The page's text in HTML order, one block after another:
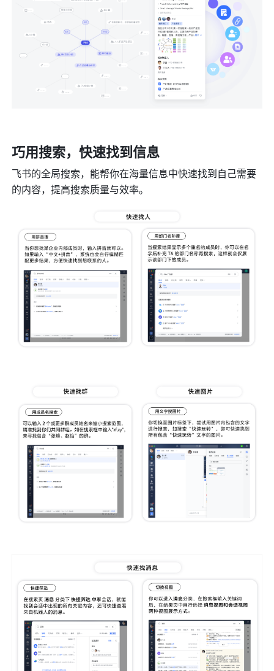
巧用搜索，快速找到信息
飞书的全局搜索，能帮你在海量信息中快速找到自己需要
的内容，提高搜索质量与效率。